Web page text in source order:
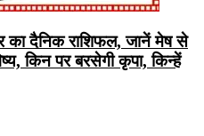
का दैनिक राशिफल, जानें मेष से
किन पर बरसेगी कृपा, किन्हें